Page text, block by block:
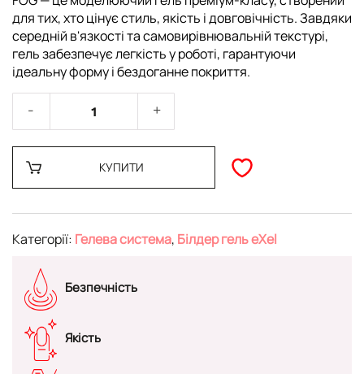
для тих, хто цінує стиль, якість і довговічність. Завдяки
середній в'язкості та самовирівнювальній текстурі,
гель забезпечує легкість у роботі, гарантуючи
ідеальну форму і бездоганне покриття.
КУПИТИ
Категорії: Гелева система, Білдер гель eXel
Безпечність
Якість